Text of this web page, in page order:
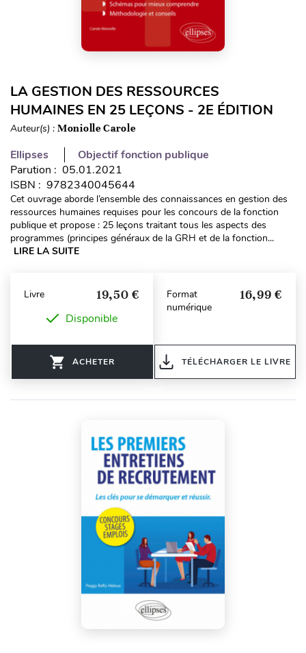
LA GESTION DES RESSOURCES
HUMAINES EN 25 LEÇONS - 2E ÉDITION
Auteur(s) : Moniolle Carole
Ellipses
Objectif fonction publique
Parution : 05.01.2021
ISBN : 9782340045644
Cet ouvrage aborde l’ensemble des connaissances en gestion des
ressources humaines requises pour les concours de la fonction
publique et propose : 25 leçons traitant tous les aspects des
programmes (principes généraux de la GRH et de la fonction...
LIRE LA SUITE
Livre 19,50 €
Disponible
ACHETER
Format
numérique
16,99 €
TÉLÉCHARGER LE LIVRE